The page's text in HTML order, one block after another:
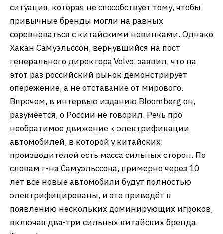
ситуация, которая не способствует тому, чтобы
привычные бренды могли на равных
соревноваться с китайскими новинками. Однако
Хакан Самуэльссон, вернувшийся на пост
генерального директора Volvo, заявил, что на
этот раз российский рынок демонстрирует
опережение, а не отставание от мирового.
Впрочем, в интервью изданию Bloomberg он,
разумеется, о России не говорил. Речь про
необратимое движение к электрификации
автомобилей, в которой у китайских
производителей есть масса сильных сторон. По
словам г-на Самуэльссона, примерно через 10
лет все новые автомобили будут полностью
электрифицированы, и это приведёт к
появлению нескольких доминирующих игроков,
включая два-три сильных китайских бренда.